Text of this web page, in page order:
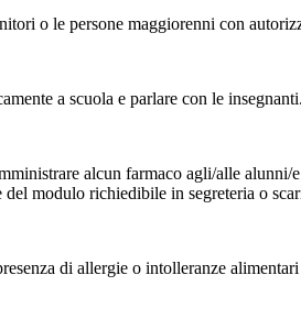
o le persone maggiorenni con
a scuola e parlare con le insegnanti.
alcun farmaco agli/alle alunni/
modulo richiedibile in segreteria o
di allergie o intolleranze